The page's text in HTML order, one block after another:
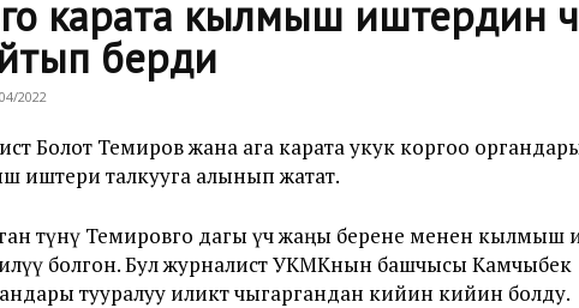
Кыргызстан
жаңылыктары
карата кылмыш иштердин
берди
2022
Болот Темиров жана ага карата укук коргоо
иштери талкууга алынып жатат.
түнү Темировго дагы үч жаңы берене менен кылмыш
болгон. Бул журналист УКМКнын башчысы Камчыбек
тууралуу иликтөө чыгаргандан кийин кийин болду.